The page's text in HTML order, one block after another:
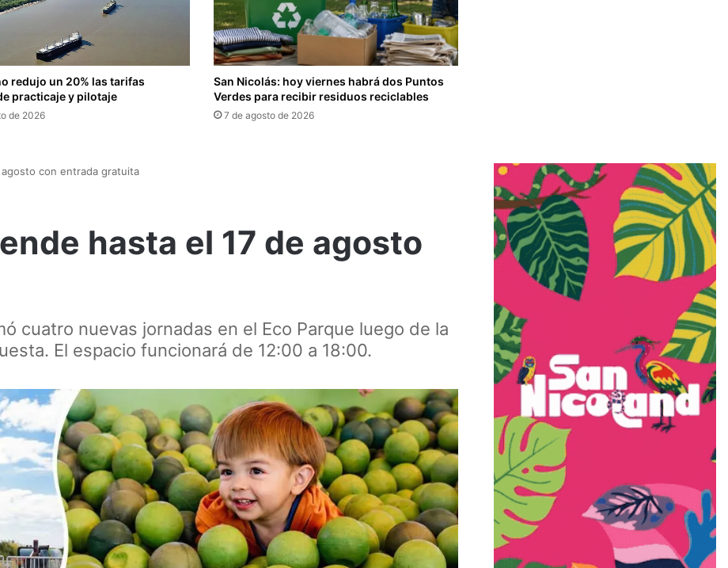
redujo un 20% las tarifas
practicaje y pilotaje
de 2026
San Nicolás: hoy viernes habrá dos Puntos
Verdes para recibir residuos reciclables
7 de agosto de 2026